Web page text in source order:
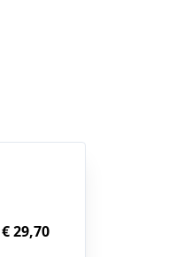
€ 29,70